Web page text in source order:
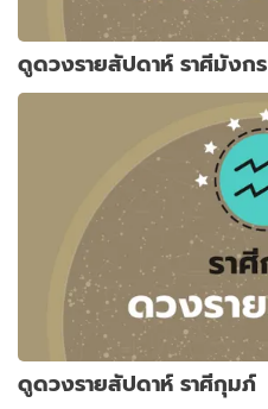
ดูดวงรายสัปดาห์ ราศีมังกร
ดูดวงรายสัปดาห์ ราศีกุมภ์